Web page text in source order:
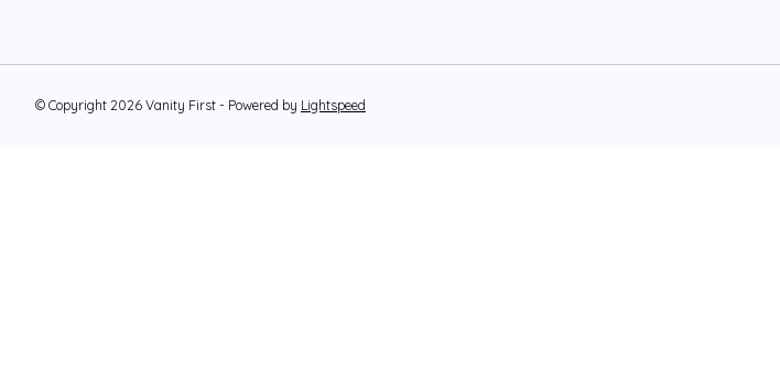
© Copyright 2026 Vanity First - Powered by Lightspeed